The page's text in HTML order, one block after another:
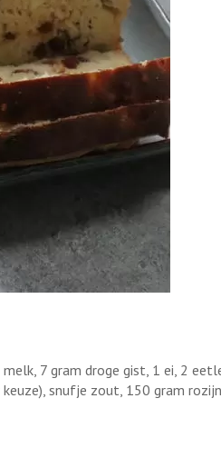
7 gram droge gist, 1 ei, 2
snufje zout, 150 gram